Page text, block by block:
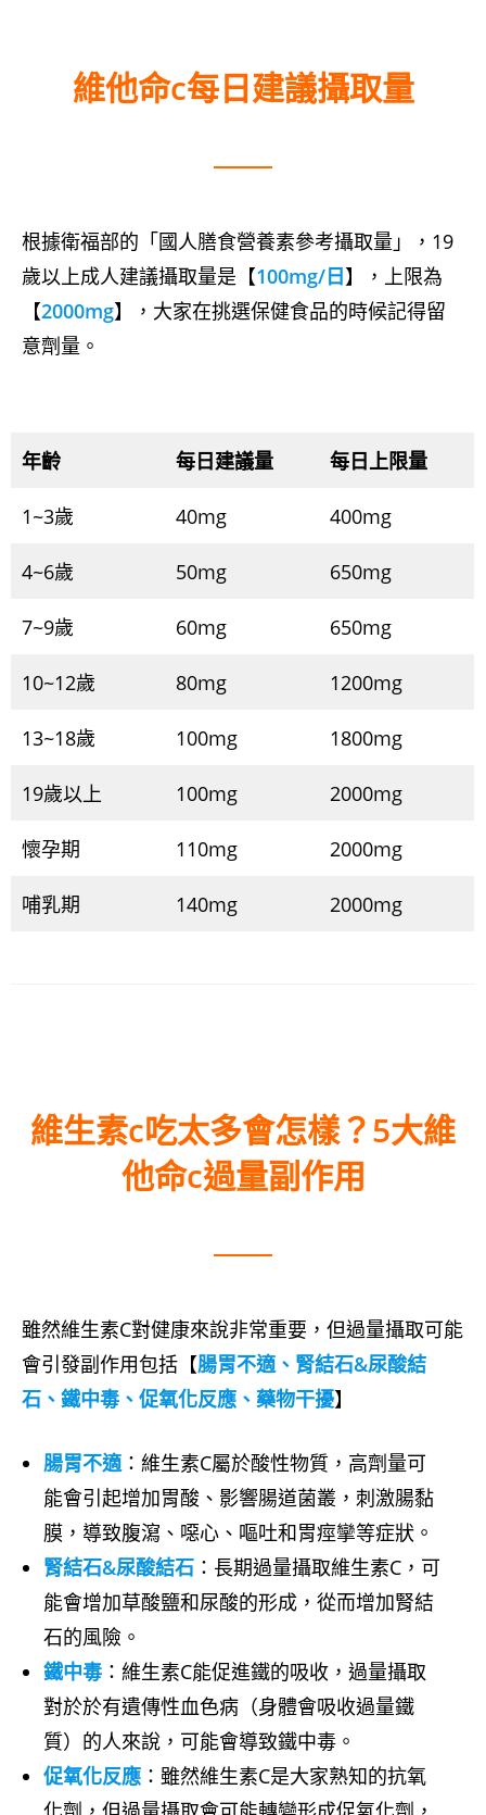
維他命c每日建議攝取量
根據衛福部的「國人膳食營養素參考攝取量」，19
歲以上成人建議攝取量是【100mg/日】，上限為
【2000mg】，大家在挑選保健食品的時候記得留
意劑量。
年齡 每日建議量 每日上限量
1~3歲 40mg 400mg
4~6歲 50mg 650mg
7~9歲 60mg 650mg
10~12歲 80mg 1200mg
13~18歲 100mg 1800mg
19歲以上 100mg 2000mg
懷孕期 110mg 2000mg
哺乳期 140mg 2000mg
維生素c吃太多會怎樣？5大維
他命c過量副作用
雖然維生素C對健康來說非常重要，但過量攝取可能
會引發副作用包括【腸胃不適、腎結石&尿酸結
石、鐵中毒、促氧化反應、藥物干擾】
腸胃不適：維生素C屬於酸性物質，高劑量可
能會引起增加胃酸、影響腸道菌叢，刺激腸黏
膜，導致腹瀉、噁心、嘔吐和胃痙攣等症狀。
腎結石&尿酸結石 ：長期過量攝取維生素C，可
能會增加草酸鹽和尿酸的形成，從而增加腎結
石的風險。
鐵中毒 ：維生素C能促進鐵的吸收，過量攝取
對於於有遺傳性血色病（身體會吸收過量鐵
質）的人來說，可能會導致鐵中毒。
促氧化反應 ：雖然維生素C是大家熟知的抗氧